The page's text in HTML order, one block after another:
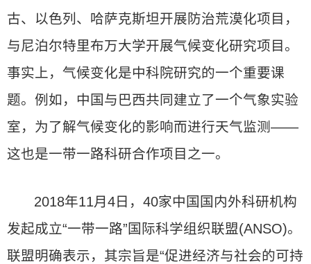
古、以色列、哈萨克斯坦开展防治荒漠化项目，
与尼泊尔特里布万大学开展气候变化研究项目。
事实上，气候变化是中科院研究的一个重要课
题。例如，中国与巴西共同建立了一个气象实验
室，为了解气候变化的影响而进行天气监测——
这也是一带一路科研合作项目之一。
2018年11月4日，40家中国国内外科研机构
发起成立“一带一路”国际科学组织联盟(ANSO)。
联盟明确表示，其宗旨是“促进经济与社会的可持